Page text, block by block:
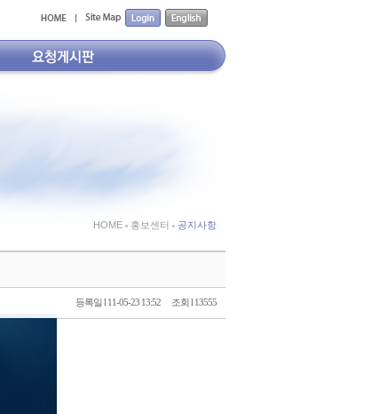
HOME 홍보센터 공지사항
등록일 l 11-05-23 13:52 조회 l 13555